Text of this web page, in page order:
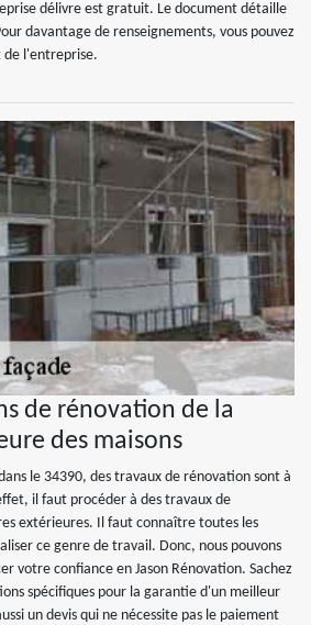
délivre est gratuit. Le document détaille
davantage de renseignements, vous pouvez
de l'entreprise.
de rénovation de la
des maisons
le 34390, des travaux de rénovation sont à
il faut procéder à des travaux de
extérieures. Il faut connaître toutes les
ce genre de travail. Donc, nous pouvons
votre confiance en Jason Rénovation. Sachez
spécifiques pour la garantie d'un meilleur
un devis qui ne nécessite pas le paiement